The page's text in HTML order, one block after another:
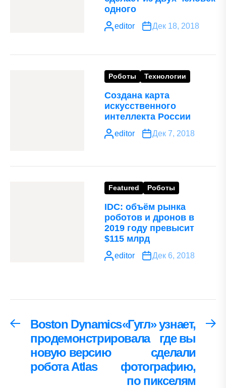
одного
editor Дек 18, 2018
Роботы Технологии
Создана карта
искусственного
интеллекта России
editor Дек 7, 2018
Featured Роботы
IDC: объём рынка
роботов и дронов в
2019 году превысит
$115 млрд
editor Дек 6, 2018
Навигация
записям
Предыдущая
запись:
Boston Dynamics
продемонстрировала
новую версию
робота Atlas
«Гугл» узнает,
где вы
сделали
фотографию,
по пикселям